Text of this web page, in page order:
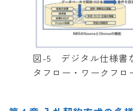
図-5 デジタル仕様書
タフロー・ワークフロ